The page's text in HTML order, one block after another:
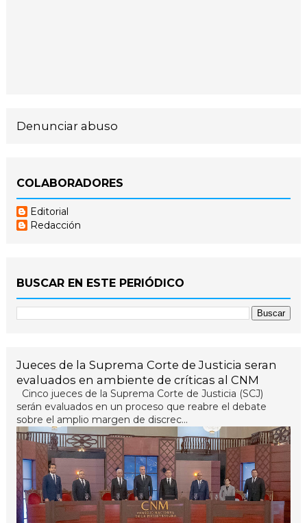
Denunciar abuso
COLABORADORES
Editorial
Redacción
BUSCAR EN ESTE PERIÓDICO
Jueces de la Suprema Corte de Justicia seran
evaluados en ambiente de críticas al CNM
Cinco jueces de la Suprema Corte de Justicia (SCJ)
serán evaluados en un proceso que reabre el debate
sobre el amplio margen de discrec...